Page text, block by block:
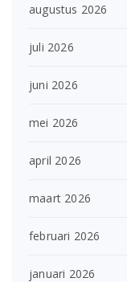
augustus 2026
juli 2026
juni 2026
mei 2026
april 2026
maart 2026
februari 2026
januari 2026